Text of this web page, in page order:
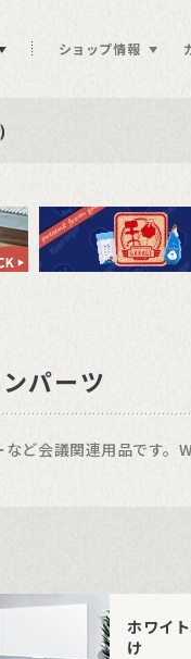
ショップ情報
パーツ
ど会議関連用品です。
ホワイ
け